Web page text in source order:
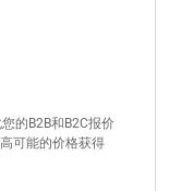
的B2B和B2C报价
可能的价格获得